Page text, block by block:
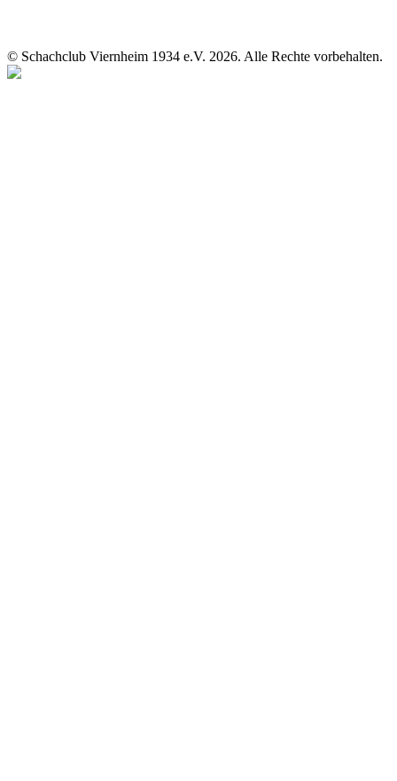
© Schachclub Viernheim 1934 e.V. 2026. Alle Rechte vorbehalten.